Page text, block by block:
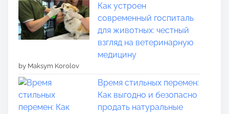
Как устроен
современный госпиталь
для животных: честный
взгляд на ветеринарную
медицину
by Maksym Korolov
Время стильных перемен:
Как выгодно и безопасно
продать натуральные